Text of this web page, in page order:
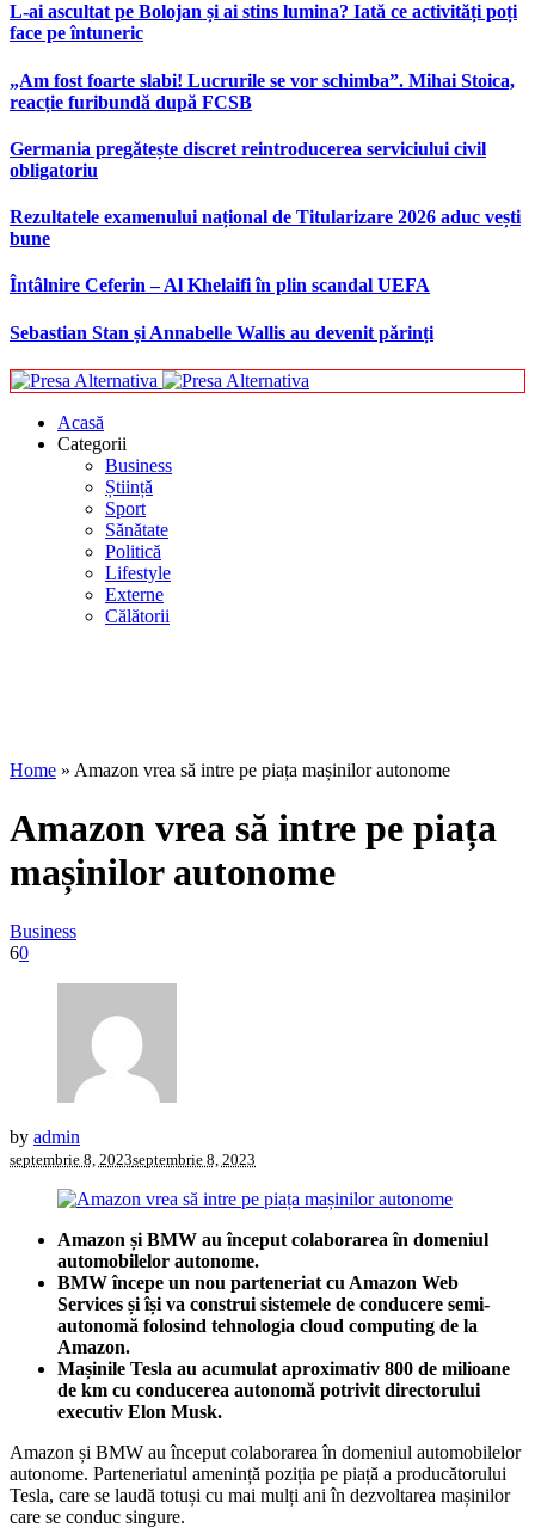
L-ai ascultat pe Bolojan și ai stins lumina? Iată ce activități poți
face pe întuneric
„Am fost foarte slabi! Lucrurile se vor schimba”. Mihai Stoica,
reacție furibundă după FCSB
Germania pregătește discret reintroducerea serviciului civil
obligatoriu
Rezultatele examenului național de Titularizare 2026 aduc vești
bune
Întâlnire Ceferin – Al Khelaifi în plin scandal UEFA
Sebastian Stan și Annabelle Wallis au devenit părinți
Acasă
Categorii
Business
Știință
Sport
Sănătate
Politică
Lifestyle
Externe
Călătorii
Home » Amazon vrea să intre pe piața mașinilor autonome
Amazon vrea să intre pe piața
mașinilor autonome
Business
60
by admin
septembrie 8, 2023septembrie 8, 2023
Amazon și BMW au început colaborarea în domeniul
automobilelor autonome.
BMW începe un nou parteneriat cu Amazon Web
Services și își va construi sistemele de conducere semi-
autonomă folosind tehnologia cloud computing de la
Amazon.
Mașinile Tesla au acumulat aproximativ 800 de milioane
de km cu conducerea autonomă potrivit directorului
executiv Elon Musk.
Amazon și BMW au început colaborarea în domeniul automobilelor
autonome. Parteneriatul amenință poziția pe piață a producătorului
Tesla, care se laudă totuși cu mai mulți ani în dezvoltarea mașinilor
care se conduc singure.